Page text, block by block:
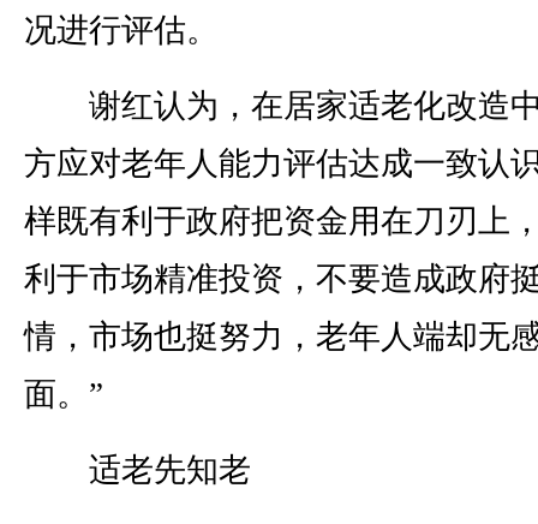
况进行评估。
谢红认为，在居家适老化改造
方应对老年人能力评估达成一致认
样既有利于政府把资金用在刀刃上
利于市场精准投资，不要造成政府
情，市场也挺努力，老年人端却无
面。”
适老先知老